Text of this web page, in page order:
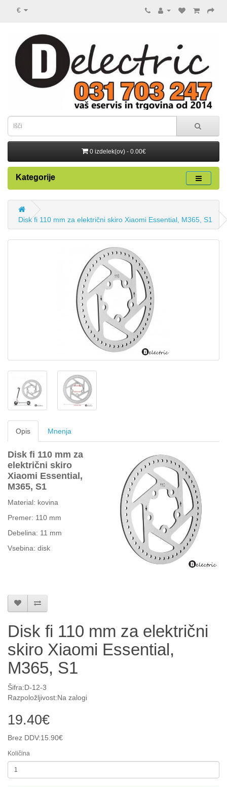
€
0 izdelek(ov) - 0.00€
Kategorije
Disk fi 110 mm za električni skiro Xiaomi Essential, M365, S1
Opis Mnenja
Disk fi 110 mm za
električni skiro
Xiaomi Essential,
M365, S1
Material: kovina
Premer: 110 mm
Debelina: 11 mm
Vsebina: disk
Disk fi 110 mm za električni
skiro Xiaomi Essential,
M365, S1
Šifra:D-12-3
Razpoložljivost:Na zalogi
19.40€
Brez DDV:15.90€
Količina